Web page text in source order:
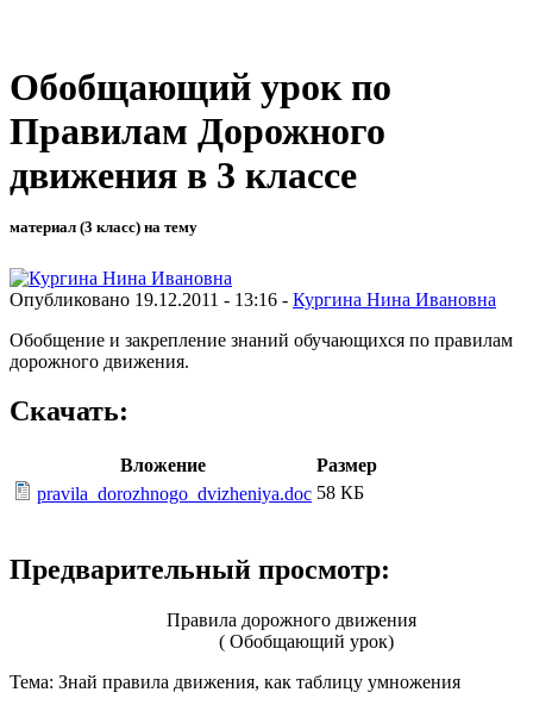
Обобщающий урок по
Правилам Дорожного
движения в 3 классе
материал (3 класс) на тему
Опубликовано 19.12.2011 - 13:16 - Кургина Нина Ивановна
Обобщение и закрепление знаний обучающихся по правилам
дорожного движения.
Скачать:
Вложение
Размер
pravila_dorozhnogo_dvizheniya.doc 58 КБ
Предварительный просмотр:
Правила дорожного движения
( Обобщающий урок)
Тема: Знай правила движения, как таблицу умножения